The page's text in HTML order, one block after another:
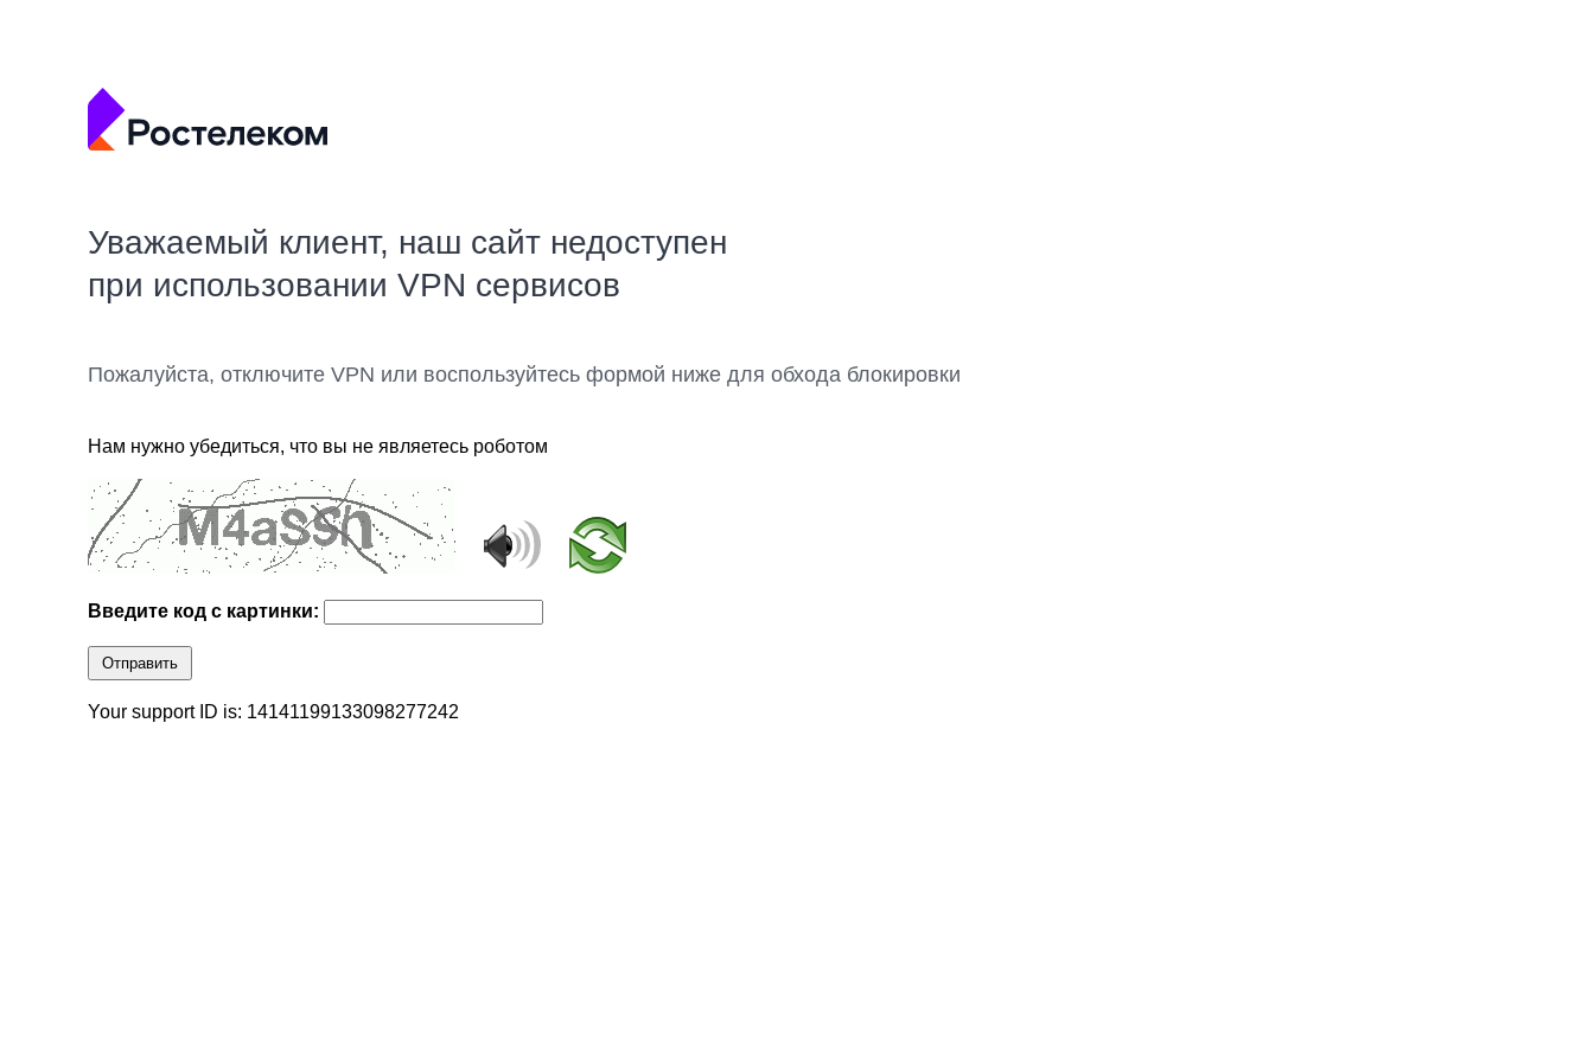
Уважаемый клиент, наш сайт недоступен
при использовании VPN сервисов
Пожалуйста, отключите VPN или воспользуйтесь формой ниже для обхода блокировки
Нам нужно убедиться, что вы не являетесь роботом
Введите код с картинки:
Отправить
Your support ID is: 14141199133098277242